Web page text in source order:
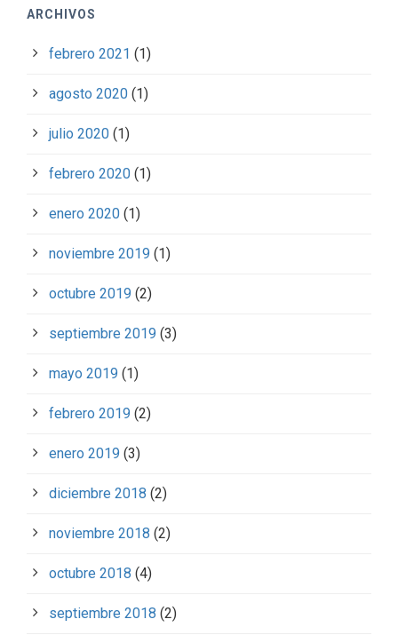
ARCHIVOS
febrero 2021 (1)
agosto 2020 (1)
julio 2020 (1)
febrero 2020 (1)
enero 2020 (1)
noviembre 2019 (1)
octubre 2019 (2)
septiembre 2019 (3)
mayo 2019 (1)
febrero 2019 (2)
enero 2019 (3)
diciembre 2018 (2)
noviembre 2018 (2)
octubre 2018 (4)
septiembre 2018 (2)